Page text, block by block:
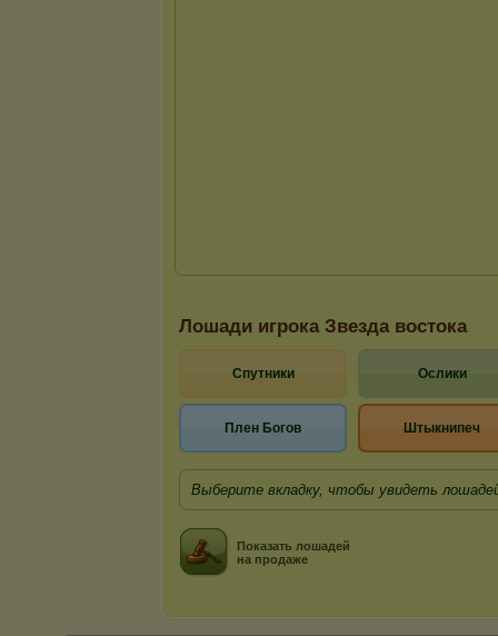
Лошади игрока Звезда востока
Спутники Ослики
Плен Богов Штыкнипеч
Выберите вкладку, чтобы увидеть
Показать лошадей
на продаже